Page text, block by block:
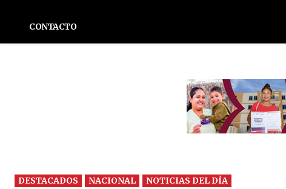
CONTACTO
DESTACADOS NACIONAL NOTICIAS DEL DÍA